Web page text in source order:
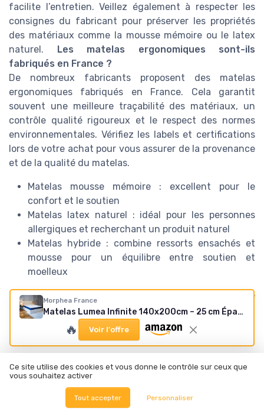
facilite l’entretien. Veillez également à respecter les
consignes du fabricant pour préserver les propriétés
des matériaux comme la mousse mémoire ou le latex
naturel. Les matelas ergonomiques sont-ils
fabriqués en France ?
De nombreux fabricants proposent des matelas
ergonomiques fabriqués en France. Cela garantit
souvent une meilleure traçabilité des matériaux, un
contrôle qualité rigoureux et le respect des normes
environnementales. Vérifiez les labels et certifications
lors de votre achat pour vous assurer de la provenance
et de la qualité du matelas.
Matelas mousse mémoire : excellent pour le
confort et le soutien
Matelas latex naturel : idéal pour les personnes
allergiques et recherchant un produit naturel
Matelas hybride : combine ressorts ensachés et
mousse pour un équilibre entre soutien et
moelleux
Pour toute question spécifique, il est conseillé de
consulter les avis d’utilisateurs et de demander conseil
à un professionnel de la literie.
Morphea France
Matelas Lumea Infinite 140x200cm – 25 cm Épaisseur – Ressorts Ensachés & Mousse Pulvérisée – Soutien Ergonomique & Confort Haut de Gamme – Respirant & Durable - Fabrication Europe 140 x 200 cm 25cm Hybride
🔥 Voir l'offre
Ce site utilise des cookies et vous donne le contrôle sur ceux que
vous souhaitez activer
Tout accepter Personnaliser